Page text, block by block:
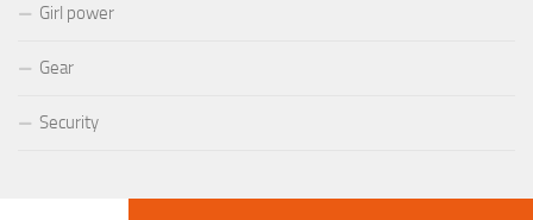
Girl power
Gear
Security